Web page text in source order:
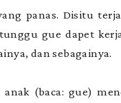
panas. Disitu
gue dapet
dan sebagainya.
(baca: gue)